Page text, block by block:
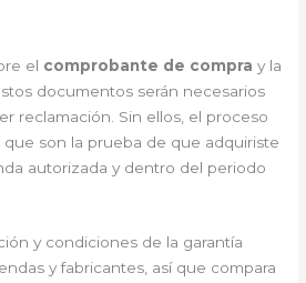
el comprobante de compra y la
documentos serán necesarios
reclamación. Sin ellos, el proceso
que son la prueba de que adquiriste
autorizada y dentro del periodo
y condiciones de la garantía
y fabricantes, así que compara